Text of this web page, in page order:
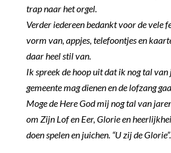
trap naar het orgel.
Verder iedereen bedankt voor de vele
vorm van, appjes, telefoontjes en
daar heel stil van.
Ik spreek de hoop uit dat ik nog tal van
gemeente mag dienen en de lofzang
Moge de Here God mij nog tal van
om Zijn Lof en Eer, Glorie en
doen spelen en juichen. “U zij de